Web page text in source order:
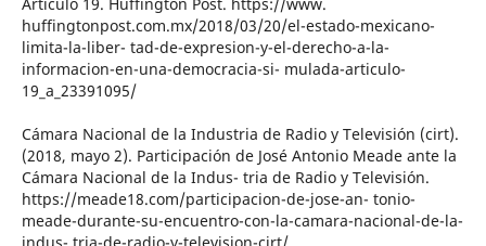
huffingtonpost.com.mx/2018/03/20/el-estado-mexicano-
limita-la-liber- tad-de-expresion-y-el-derecho-a-la-
informacion-en-una-democracia-si- mulada-articulo-
19_a_23391095/
Cámara Nacional de la Industria de Radio y Televisión (cirt).
(2018, mayo 2). Participación de José Antonio Meade ante la
Cámara Nacional de la Indus- tria de Radio y Televisión.
https://meade18.com/participacion-de-jose-an- tonio-
meade-durante-su-encuentro-con-la-camara-nacional-de-la-